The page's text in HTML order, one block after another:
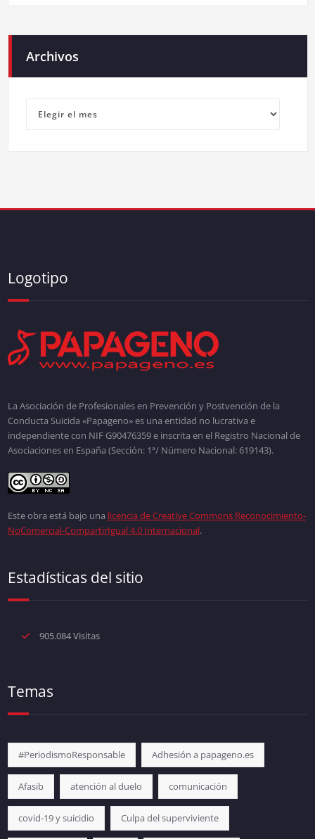
Archivos
Logotipo
La Asociación de Profesionales en Prevención y Postvención de la
Conducta Suicida «Papageno» es una entidad no lucrativa e
independiente con NIF G90476359 e inscrita en el Registro Nacional de
Asociaciones en España (Sección: 1ª/ Número Nacional: 619143).
Este obra está bajo una licencia de Creative Commons Reconocimiento-
NoComercial-CompartirIgual 4.0 Internacional.
Estadísticas del sitio
905.084 Visitas
Temas
#PeriodismoResponsable Adhesión a papageno.es
Afasib atención al duelo comunicación
covid-19 y suicidio Culpa del superviviente